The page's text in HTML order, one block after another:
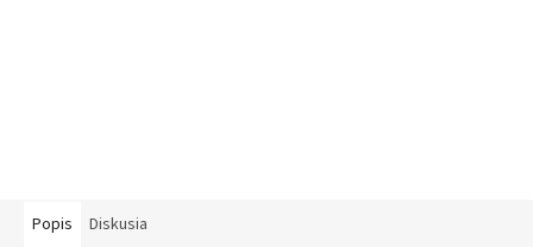
Popis Diskusia